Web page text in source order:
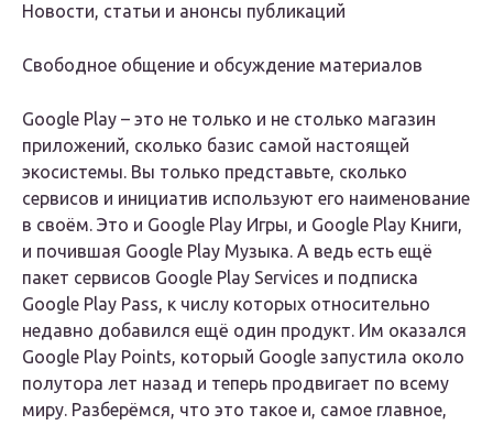
Новости, статьи и анонсы публикаций
Свободное общение и обсуждение материалов
Google Play – это не только и не столько магазин
приложений, сколько базис самой настоящей
экосистемы. Вы только представьте, сколько
сервисов и инициатив используют его наименование
в своём. Это и Google Play Игры, и Google Play Книги,
и почившая Google Play Музыка. А ведь есть ещё
пакет сервисов Google Play Services и подписка
Google Play Pass, к числу которых относительно
недавно добавился ещё один продукт. Им оказался
Google Play Points, который Google запустила около
полутора лет назад и теперь продвигает по всему
миру. Разберёмся, что это такое и, самое главное,